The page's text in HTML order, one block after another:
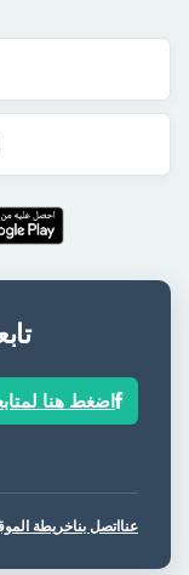
اضغط هنا
عنا اتصل بناخريطة